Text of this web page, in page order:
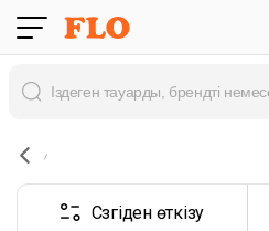
Сүзгіден өткізу